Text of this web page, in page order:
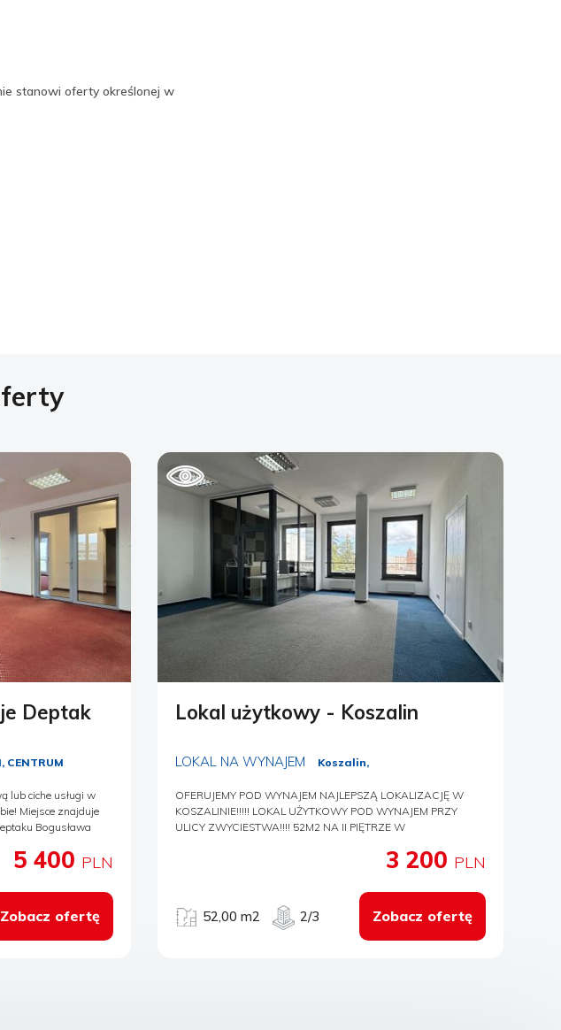
stanowi oferty określonej w
Deptak
CENTRUM
lub ciche usługi w
Miejsce znajduje
Bogusława
miejskiej.
winda. Dostęp do
LOKAL: -
4 piętrze
korytarz, 3 pokoje,
5 400 PLN
Zobacz ofertę
Lokal użytkowy - Koszalin
LOKAL NA WYNAJEM Koszalin,
OFERUJEMY POD WYNAJEM NAJLEPSZĄ LOKALIZACJĘ W
KOSZALINIE!!!!! LOKAL UŻYTKOWY POD WYNAJEM PRZY
ULICY ZWYCIESTWA!!!! 52M2 NA II PIĘTRZE W
użytkowy w centrum Koszalina pod działalność usługową.
centrum, blisko hotel Gromada, galeria Kosmos, Jowisz, wzw
galerii Cegielski, nieopodal Saturna, Ratusza Miejskiego oraz
Katedry. Parking miejski bezpośrednio przy lokalu.
Nieruchomość znajduje się w nowo wybudowanym budynku
3 200 PLN
52,00 m2 2/3 Zobacz ofertę